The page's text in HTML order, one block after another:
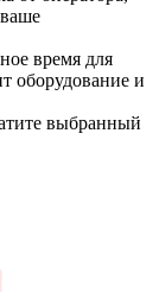
время для
оборудование и
выбранный